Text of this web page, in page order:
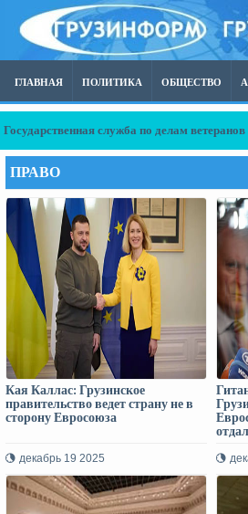
ГЛАВНАЯ ПОЛИТИКА ОБЩЕСТВО
Государственная служба по делам
ПРАВО
Кая Каллас: Грузинское
правительство ведет страну не в
сторону Евросоюза
декабрь 19 2025